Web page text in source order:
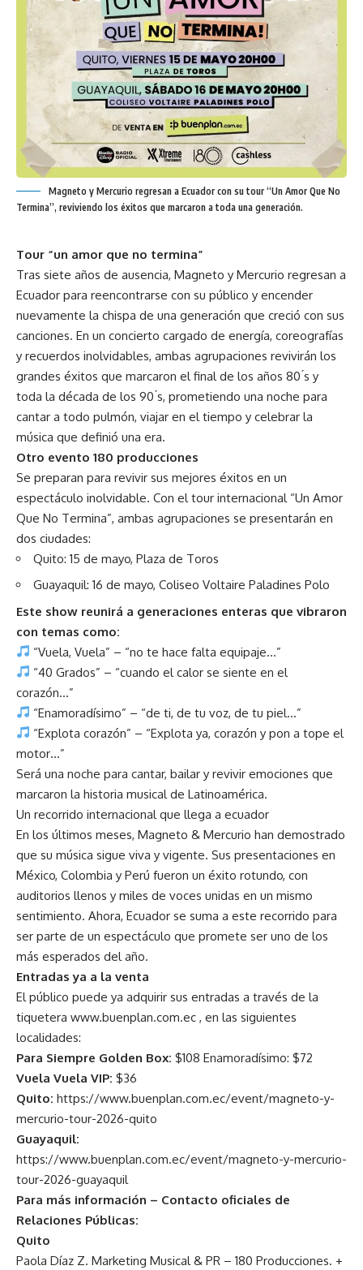
Magneto y Mercurio regresan a Ecuador con su tour “Un Amor Que No
Termina”, reviviendo los éxitos que marcaron a toda una generación.
Tour “un amor que no termina”
Tras siete años de ausencia, Magneto y Mercurio regresan a
Ecuador para reencontrarse con su público y encender
nuevamente la chispa de una generación que creció con sus
canciones. En un concierto cargado de energía, coreografías
y recuerdos inolvidables, ambas agrupaciones revivirán los
grandes éxitos que marcaron el final de los años 80 ́s y
toda la década de los 90 ́s, prometiendo una noche para
cantar a todo pulmón, viajar en el tiempo y celebrar la
música que definió una era.
Otro evento 180 producciones
Se preparan para revivir sus mejores éxitos en un
espectáculo inolvidable. Con el tour internacional “Un Amor
Que No Termina”, ambas agrupaciones se presentarán en
dos ciudades:
Quito: 15 de mayo, Plaza de Toros
Guayaquil: 16 de mayo, Coliseo Voltaire Paladines Polo
Este show reunirá a generaciones enteras que vibraron
con temas como:
“Vuela, Vuela” – “no te hace falta equipaje…”
“40 Grados” – “cuando el calor se siente en el
corazón…”
“Enamoradísimo” – “de ti, de tu voz, de tu piel…”
“Explota corazón” – “Explota ya, corazón y pon a tope el
motor…”
Será una noche para cantar, bailar y revivir emociones que
marcaron la historia musical de Latinoamérica.
Un recorrido internacional que llega a ecuador
En los últimos meses, Magneto & Mercurio han demostrado
que su música sigue viva y vigente. Sus presentaciones en
México, Colombia y Perú fueron un éxito rotundo, con
auditorios llenos y miles de voces unidas en un mismo
sentimiento. Ahora, Ecuador se suma a este recorrido para
ser parte de un espectáculo que promete ser uno de los
más esperados del año.
Entradas ya a la venta
El público puede ya adquirir sus entradas a través de la
tiquetera www.buenplan.com.ec , en las siguientes
localidades:
Para Siempre Golden Box: $108 Enamoradísimo: $72
Vuela Vuela VIP: $36
Quito: https://www.buenplan.com.ec/event/magneto-y-
mercurio-tour-2026-quito
Guayaquil:
https://www.buenplan.com.ec/event/magneto-y-mercurio-
tour-2026-guayaquil
Para más información – Contacto oficiales de
Relaciones Públicas:
Quito
Paola Díaz Z. Marketing Musical & PR – 180 Producciones. +